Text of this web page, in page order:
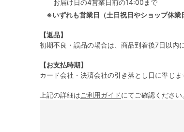
お届け日の4営業日前の14:00まで
※いずれも営業日（土日祝日やショップ休業
【返品】
初期不良・誤品の場合は、商品到着後7日以内
【お支払時期】
カード会社・決済会社の引き落とし日に準じま
上記の詳細はご利用ガイドにてご確認ください